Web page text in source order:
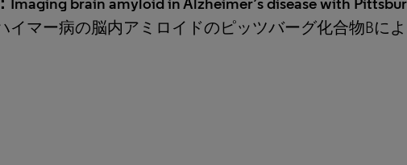
イマー病の脳内アミロイドのピッツバーグ化合物Bによ